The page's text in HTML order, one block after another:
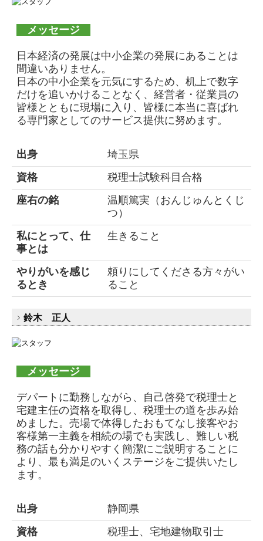
メッセージ
日本経済の発展は中小企業の発展にあることは
間違いありません。
日本の中小企業を元気にするため、机上で数字
だけを追いかけることなく、経営者・従業員の
皆様とともに現場に入り、皆様に本当に喜ばれ
る専門家としてのサービス提供に努めます。
出身
埼玉県
資格
税理士試験科目合格
座右の銘
温順篤実（おんじゅんとくじ
つ）
私にとって、仕
事とは
生きること
やりがいを感じ
るとき
頼りにしてくださる方々がい
ること
鈴木 正人
メッセージ
デパートに勤務しながら、自己啓発で税理士と
宅建主任の資格を取得し、税理士の道を歩み始
めました。売場で体得したおもてなし接客やお
客様第一主義を相続の場でも実践し、難しい税
務の話も分かりやすく簡潔にご説明することに
より、最も満足のいくステージをご提供いたし
ます。
出身
静岡県
資格
税理士、宅地建物取引士